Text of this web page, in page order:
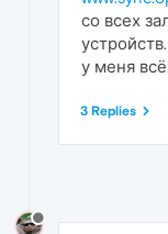
со всех
устройств.
у меня всё.
3 Replies